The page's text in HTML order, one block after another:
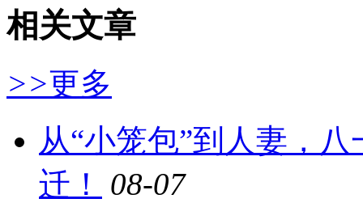
相关文章
>>更多
从“小笼包”到人妻，
迁！
08-07